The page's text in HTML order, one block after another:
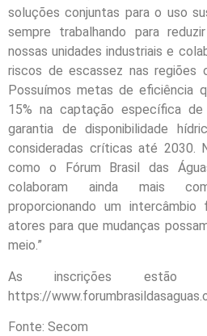
soluções conjuntas para o uso
sempre trabalhando para
nossas unidades industriais e
riscos de escassez nas regiões
Possuímos metas de eficiência
15% na captação específica
garantia de disponibilidade
consideradas críticas até 2030.
como o Fórum Brasil das
colaboram ainda mais
proporcionando um
atores para que mudanças
meio.”
As inscrições estão
https://
Fonte: Secom